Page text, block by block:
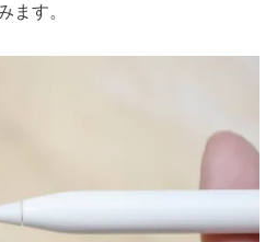
ます。